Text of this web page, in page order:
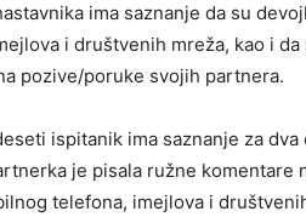
ima saznanje da su
i društvenih mreža, kao i
pozive/poruke svojih partnera.
ispitanik ima saznanje za
je pisala ružne komentare
telefona, imejlova i